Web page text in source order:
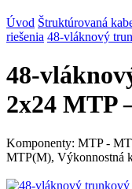
Úvod Štruktúrovaná
riešenia 48-vláknový
48-
2x24 MTP
Komponenty: MTP -
MTP(M), Výkonnostná